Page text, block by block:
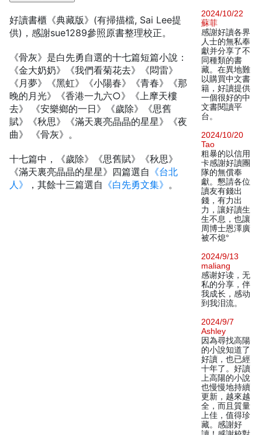
好讀書櫃《典藏版》(有掃描檔, Sai Lee提
供)，感謝sue1289參照原書整理校正。
《骨灰》是白先勇自選的十七篇短篇小說：
《金大奶奶》《我們看菊花去》《悶雷》
《月夢》《黑虹》《小陽春》《青春》《那
晚的月光》《香港一九六○》《上摩天樓
去》 《安樂鄉的一日》《歲除》《思舊
賦》《秋思》《滿天裏亮晶晶的星星》《夜
曲》 《骨灰》。
十七篇中，《歲除》《思舊賦》《秋思》
《滿天裏亮晶晶的星星》四篇選自 《台北
人》
，其餘十三篇選自 《白先勇文集》 。
2024/10/22
蘇菲
感謝好讀各界
人士的無私奉
獻并分享了不
同種類的書
藏。在異地難
以購買中文書
籍，好讀提供
一個很好的中
文書閱讀平
台。
2024/10/20
Tao
粗暴的以信用
卡感謝好讀團
隊的無償奉
獻。懇請各位
讀友有錢出
錢，有力出
力，讓好讀生
生不息，也讓
周博士恩澤廣
被不熄°
2024/9/13
maliang
感谢好读，无
私的分享，伴
我成长，感动
到我泪流。
2024/9/7
Ashley
因為尋找高陽
的小說知道了
好讀，也已經
十年了。好讀
上高陽的小說
也慢慢地持續
更新，越來越
全，而且質量
上佳，值得珍
藏。感謝好